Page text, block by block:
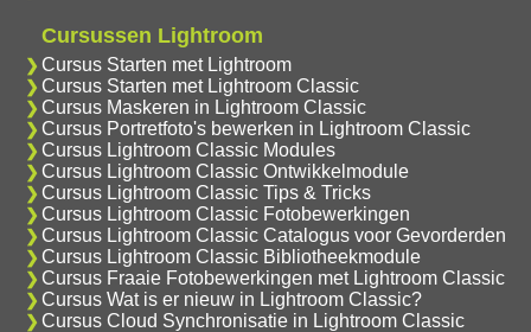
Cursussen Lightroom
Cursus Starten met Lightroom
Cursus Starten met Lightroom Classic
Cursus Maskeren in Lightroom Classic
Cursus Portretfoto's bewerken in Lightroom Classic
Cursus Lightroom Classic Modules
Cursus Lightroom Classic Ontwikkelmodule
Cursus Lightroom Classic Tips & Tricks
Cursus Lightroom Classic Fotobewerkingen
Cursus Lightroom Classic Catalogus voor Gevorderden
Cursus Lightroom Classic Bibliotheekmodule
Cursus Fraaie Fotobewerkingen met Lightroom Classic
Cursus Wat is er nieuw in Lightroom Classic?
Cursus Cloud Synchronisatie in Lightroom Classic